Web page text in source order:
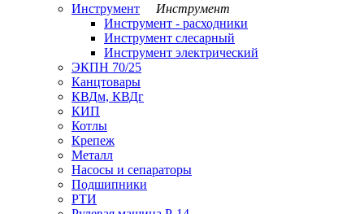
Инструмент
Инструмент
Инструмент - расходники
Инструмент слесарный
Инструмент электрический
ЭКПН 70/25
Канцтовары
КВДм, КВДг
КИП
Котлы
Крепеж
Металл
Насосы и сепараторы
Подшипники
РТИ